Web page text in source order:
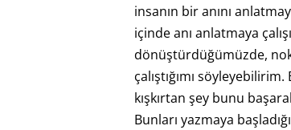
insanın bir anını
içinde anı anlatmaya
dönüştürdüğümüzde,
çalıştığımı
kışkırtan şey bunu
Bunları yazmaya